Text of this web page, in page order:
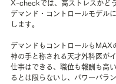
X-checkでは、高ストレスかど
デマンド・コントロールモデル
します。
デマンドもコントロールもMAX
神の手と称される天才外科医が
仕事はできる、職位も報酬も高
るとは限らないし、パワーバラ